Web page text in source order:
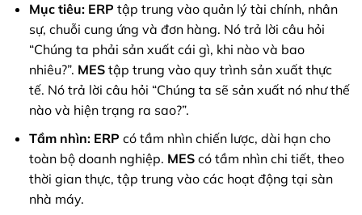
Mục tiêu: ERP tập trung vào quản lý tài chính, nhân
sự, chuỗi cung ứng và đơn hàng. Nó trả lời câu hỏi
“Chúng ta phải sản xuất cái gì, khi nào và bao
nhiêu?”. MEStập trung vào quy trình sản xuất thực
tế. Nó trả lời câu hỏi “Chúng ta sẽ sản xuất nó như thế
nào và hiện trạng ra sao?”.
Tầm nhìn: ERP có tầm nhìn chiến lược, dài hạn cho
toàn bộ doanh nghiệp. MEScó tầm nhìn chi tiết, theo
thời gian thực, tập trung vào các hoạt động tại sàn
nhà máy.